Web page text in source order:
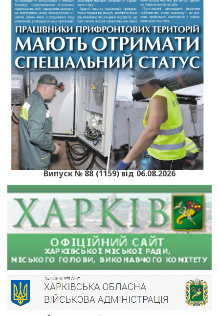
Випуск № 88 (1159) від 06.08.2026